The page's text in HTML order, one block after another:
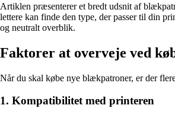
Artiklen præsenterer et bredt udsnit af
lettere kan finde den type, der passer til din
og neutralt overblik.
Faktorer at overveje ved
Når du skal købe nye blækpatroner, er der
1. Kompatibilitet med printeren